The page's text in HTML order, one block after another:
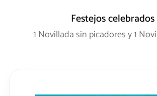
Festejos celebrados
1 Novillada sin picadores y 1